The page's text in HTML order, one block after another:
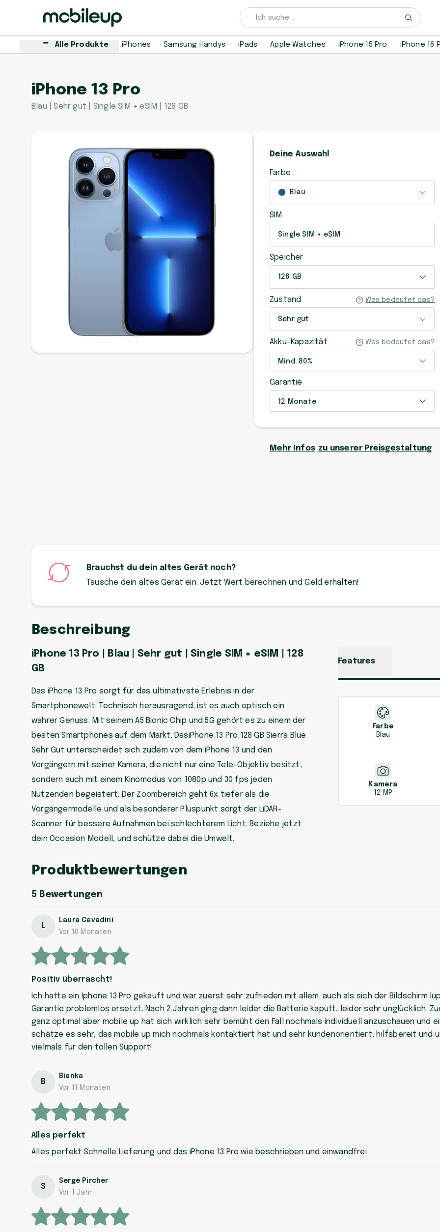
Alle Produkte iPhones Samsung Handys iPads Apple Watches iPhone 15 Pro iPhone 16
iPhone 13 Pro
Blau | Sehr gut | Single SIM + eSIM | 128 GB
Deine Auswahl
Farbe
Blau
SIM
Single SIM + eSIM
Speicher
128 GB
Zustand Was bedeutet das?
Sehr gut
Akku-Kapazität Was bedeutet das?
Mind. 80%
Garantie
12 Monate
Mehr Infos zu unserer Preisgestaltung
Brauchst du dein altes Gerät noch?
Tausche dein altes Gerät ein. Jetzt Wert berechnen und Geld erhalten!
Beschreibung
iPhone 13 Pro | Blau | Sehr gut | Single SIM + eSIM | 128
GB
Das iPhone 13 Pro sorgt für das ultimativste Erlebnis in der
Smartphonewelt. Technisch herausragend, ist es auch optisch ein
wahrer Genuss. Mit seinem A5 Bionic Chip und 5G gehört es zu einem der
besten Smartphones auf dem Markt. DasiPhone 13 Pro 128 GB Sierra Blue
Sehr Gut unterscheidet sich zudem von dem iPhone 13 und den
Vorgängern mit seiner Kamera, die nicht nur eine Tele-Objektiv besitzt,
sondern auch mit einem Kinomodus von 1080p und 30 fps jeden
Nutzenden begeistert. Der Zoombereich geht 6x tiefer als die
Vorgängermodelle und als besonderer Pluspunkt sorgt der LiDAR-
Scanner für bessere Aufnahmen bei schlechterem Licht. Beziehe jetzt
dein Occasion Modell, und schütze dabei die Umwelt.
Features
Farbe
Blau
Kamera
12 MP
Produktbewertungen
5 Bewertungen
L
Laura Cavadini
Vor 10 Monaten
Positiv überrascht!
Ich hatte ein Iphone 13 Pro gekauft und war zuerst sehr zufrieden mit allem. auch als sich der Bildschirm
Garantie problemlos ersetzt. Nach 2 Jahren ging dann leider die Batterie kaputt, leider sehr unglücklich.
ganz optimal aber mobile up hat sich wirklich sehr bemüht den Fall nochmals individuell anzuschauen und
schätze es sehr, das mobile up mich nochmals kontaktiert hat und sehr kundenorientiert, hilfsbereit und
vielmals für den tollen Support!
B
Bianka
Vor 11 Monaten
Alles perfekt
Alles perfekt Schnelle Lieferung und das iPhone 13 Pro wie beschrieben und einwandfrei
S
Serge Pircher
Vor 1 Jahr